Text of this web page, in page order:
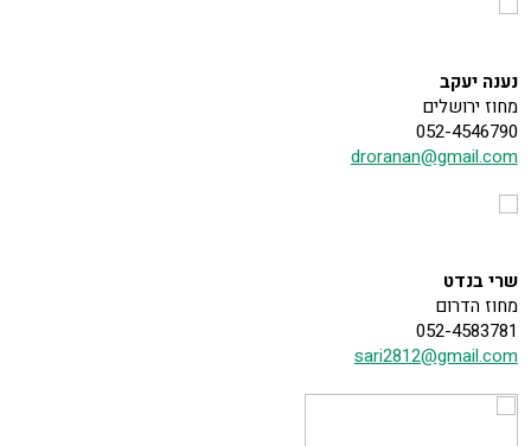
נענה יעקב
מחוז ירושלים
052-4546790
droranan@gmail.com
שרי בנדט
מחוז הדרום
052-4583781
sari2812@gmail.com